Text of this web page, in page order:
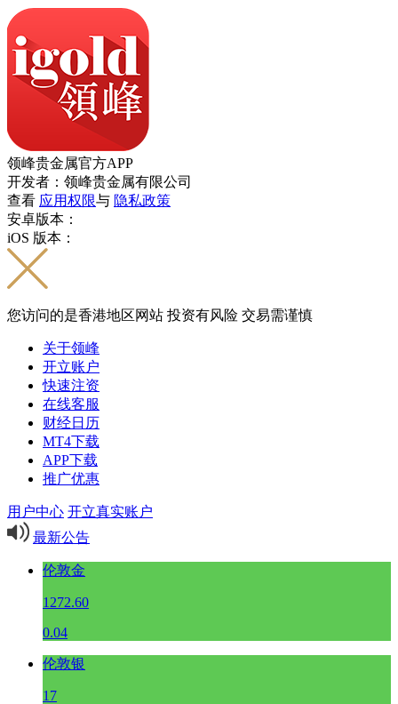
领峰贵金属官方APP
开发者：领峰贵金属有限公司
查看 应用权限与 隐私政策
安卓版本：
iOS 版本：
您访问的是香港地区网站 投资有风险 交易需谨慎
关于领峰
开立账户
快速注资
在线客服
财经日历
MT4下载
APP下载
推广优惠
用户中心 开立真实账户
最新公告
伦敦金
1272.60
0.04
伦敦银
17